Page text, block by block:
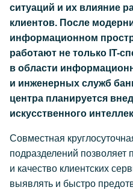
ситуаций и их влияние
клиентов. После
информационном
работают не только IT-
в области
и инженерных служб
центра планируется
искусственного
Совместная
подразделений позволяет
и качество клиентских
выявлять и быстро